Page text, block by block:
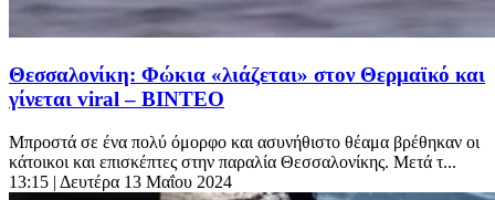
Θεσσαλονίκη: Φώκια «λιάζεται» στον Θερμαϊκό και
γίνεται viral – ΒΙΝΤΕΟ
Μπροστά σε ένα πολύ όμορφο και ασυνήθιστο θέαμα βρέθηκαν οι
κάτοικοι και επισκέπτες στην παραλία Θεσσαλονίκης. Μετά τ...
13:15 | Δευτέρα 13 Μαΐου 2024